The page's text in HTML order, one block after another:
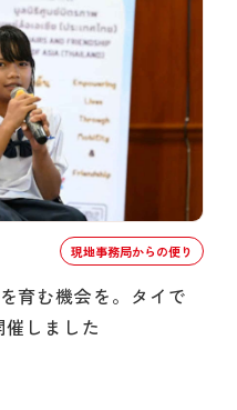
現地事務局からの便り
育む機会を。タイで
しました